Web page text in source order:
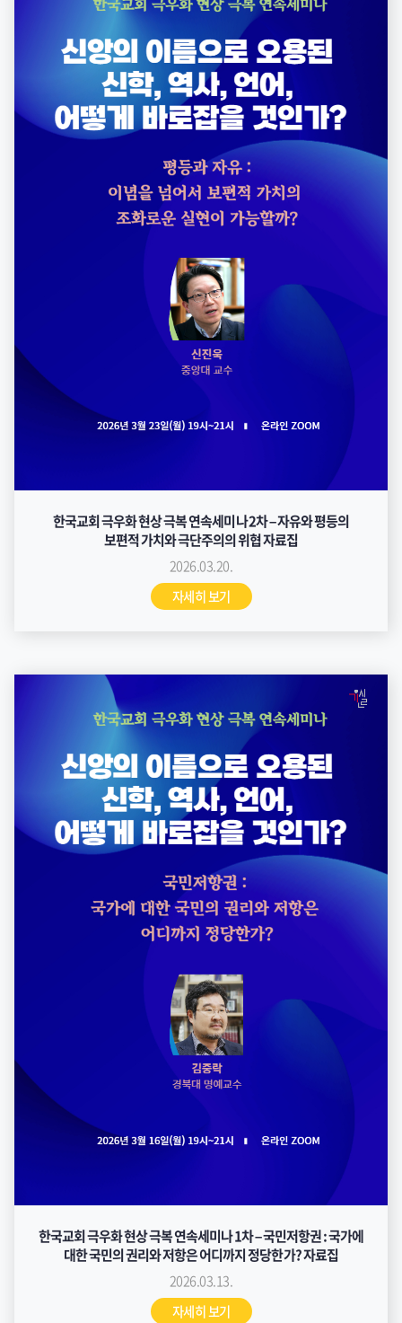
한국교회 극우화 현상 극복 연속세미나 2차 – 자유와 평등의
보편적 가치와 극단주의의 위협 자료집
2026.03.20.
자세히 보기
한국교회 극우화 현상 극복 연속세미나 1차 – 국민저항권 : 국가에
대한 국민의 권리와 저항은 어디까지 정당한가? 자료집
2026.03.13.
자세히 보기